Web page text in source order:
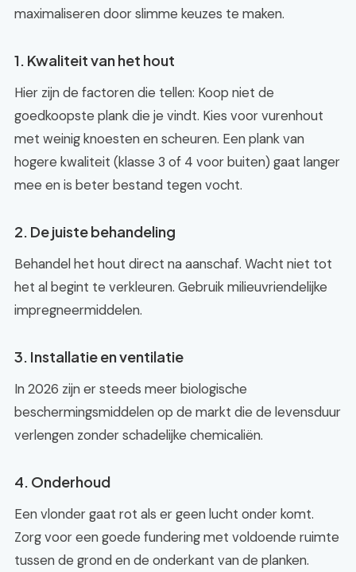
maximaliseren door slimme keuzes te maken.
1. Kwaliteit van het hout
Hier zijn de factoren die tellen: Koop niet de
goedkoopste plank die je vindt. Kies voor vurenhout
met weinig knoesten en scheuren. Een plank van
hogere kwaliteit (klasse 3 of 4 voor buiten) gaat langer
mee en is beter bestand tegen vocht.
2. De juiste behandeling
Behandel het hout direct na aanschaf. Wacht niet tot
het al begint te verkleuren. Gebruik milieuvriendelijke
impregneermiddelen.
3. Installatie en ventilatie
In 2026 zijn er steeds meer biologische
beschermingsmiddelen op de markt die de levensduur
verlengen zonder schadelijke chemicaliën.
4. Onderhoud
Een vlonder gaat rot als er geen lucht onder komt.
Zorg voor een goede fundering met voldoende ruimte
tussen de grond en de onderkant van de planken.